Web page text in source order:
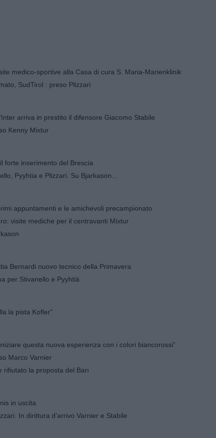
medico-sportive alla Casa di cura S. Maria-Marienklinik
SudTirol : preso Plizzari
arriva in prestito il difensore Giacomo Stabile
Kenny Mixtur
forte inserimento del Brescia
Pyyhtia e Plizzari. Su Bjarkason...
appuntamenti e le amichevoli precampionato
visite mediche per il centravanti Mixtur
Bernardi nuovo tecnico della Primavera
per Stivanello e Pyyhtiä
la pista Kofler"
questa nuova esperienza con i colori biancorossi”
Marco Varnier
Sudtirol: l'ex tecnico Castori avrebbe rifiutato la proposta del Bari
in uscita
In dirittura d'arrivo Varnier e Stabile